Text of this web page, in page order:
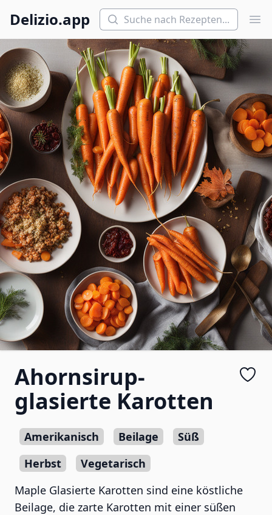
Delizio.app Suchen
Ahornsirup-
glasierte Karotten
Amerikanisch Beilage
Süß
Herbst
Vegetarisch
Maple Glasierte Karotten sind eine köstliche
Beilage, die zarte Karotten mit einer süßen